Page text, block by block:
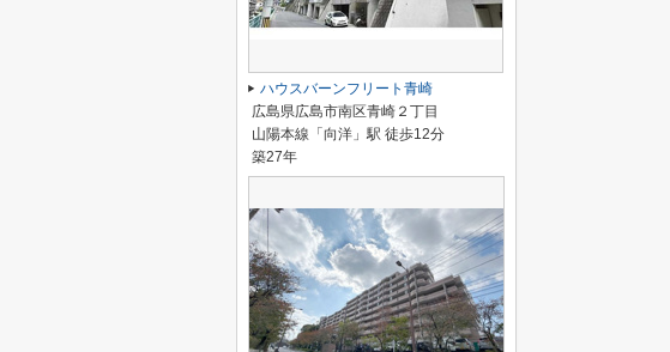
ハウスバーンフリート青崎
広島県広島市南区青崎２丁目
山陽本線「向洋」駅 徒歩12分
築27年